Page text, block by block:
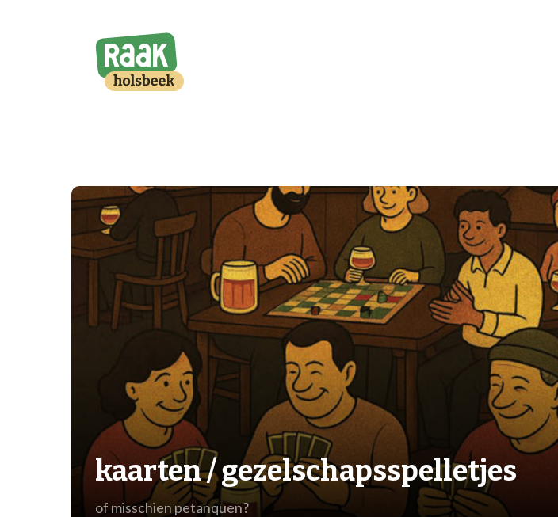
kaarten / gezelschapsspelletjes
of misschien petanquen?